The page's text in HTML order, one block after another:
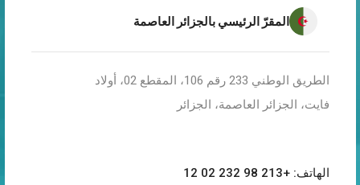
المقرّ الرئيسي بالجزائر العاصمة
الطريق الوطني 233 رقم 106، المقطع 02، أولاد
فايت، الجزائر العاصمة، الجزائر
الهاتف: +213 98 232 02 12